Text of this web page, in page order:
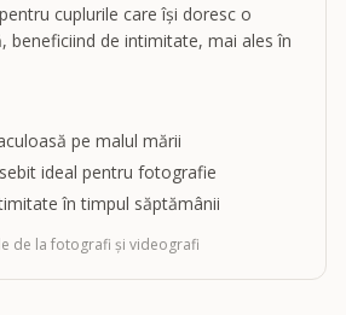
cuplurile care își doresc o
beneficiind de intimitate, mai ales în
pe malul mării
ideal pentru fotografie
în timpul săptămânii
de la fotografi și videografi